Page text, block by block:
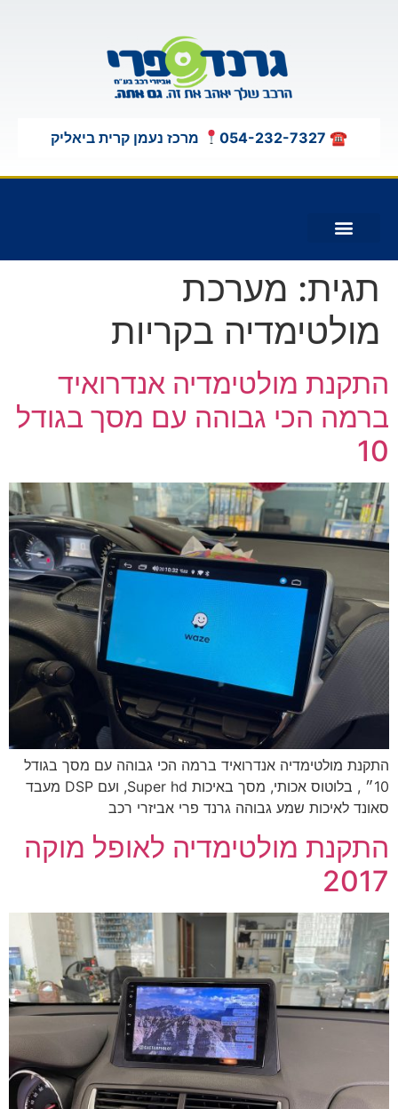
☎ 054-232-7327 מרכז נעמן קרית ביאליק
תגית: מערכת
מולטימדיה בקריות
התקנת מולטימדיה אנדרואיד
ברמה הכי גבוהה עם מסך בגודל
10
התקנת מולטימדיה אנדרואיד ברמה הכי גבוהה עם מסך בגודל
10״ , בלוטוס אכותי, מסך באיכות Super hd, ועם DSP מעבד
סאונד לאיכות שמע גבוהה גרנד פרי אביזרי רכב
התקנת מולטימדיה לאופל מוקה
2017